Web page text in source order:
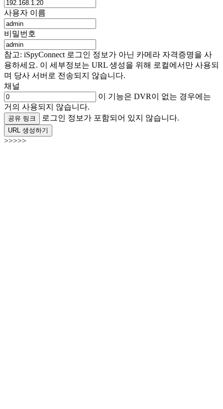
사용자 이름
비밀번호
참고: iSpyConnect 로그인 정보가 아닌 카메라 자격증명을 사
용하세요. 이 세부정보는 URL 생성을 위해 로컬에서만 사용되
며 당사 서버로 전송되지 않습니다.
채널
이 기능은 DVR이 없는 경우에는
거의 사용되지 않습니다.
공유 링크 로그인 정보가 포함되어 있지 않습니다.
URL 생성하기
>>>>>